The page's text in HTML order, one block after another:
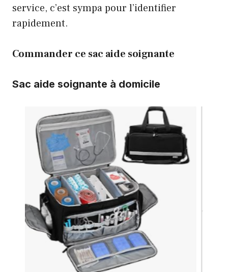
service, c’est sympa pour l’identifier
rapidement.
Commander ce sac aide soignante
Sac aide soignante à domicile